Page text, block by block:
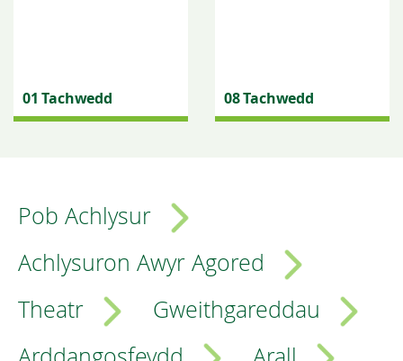
01 Tachwedd 08 Tachwedd
Pob Achlysur
Achlysuron Awyr Agored
Theatr
Gweithgareddau